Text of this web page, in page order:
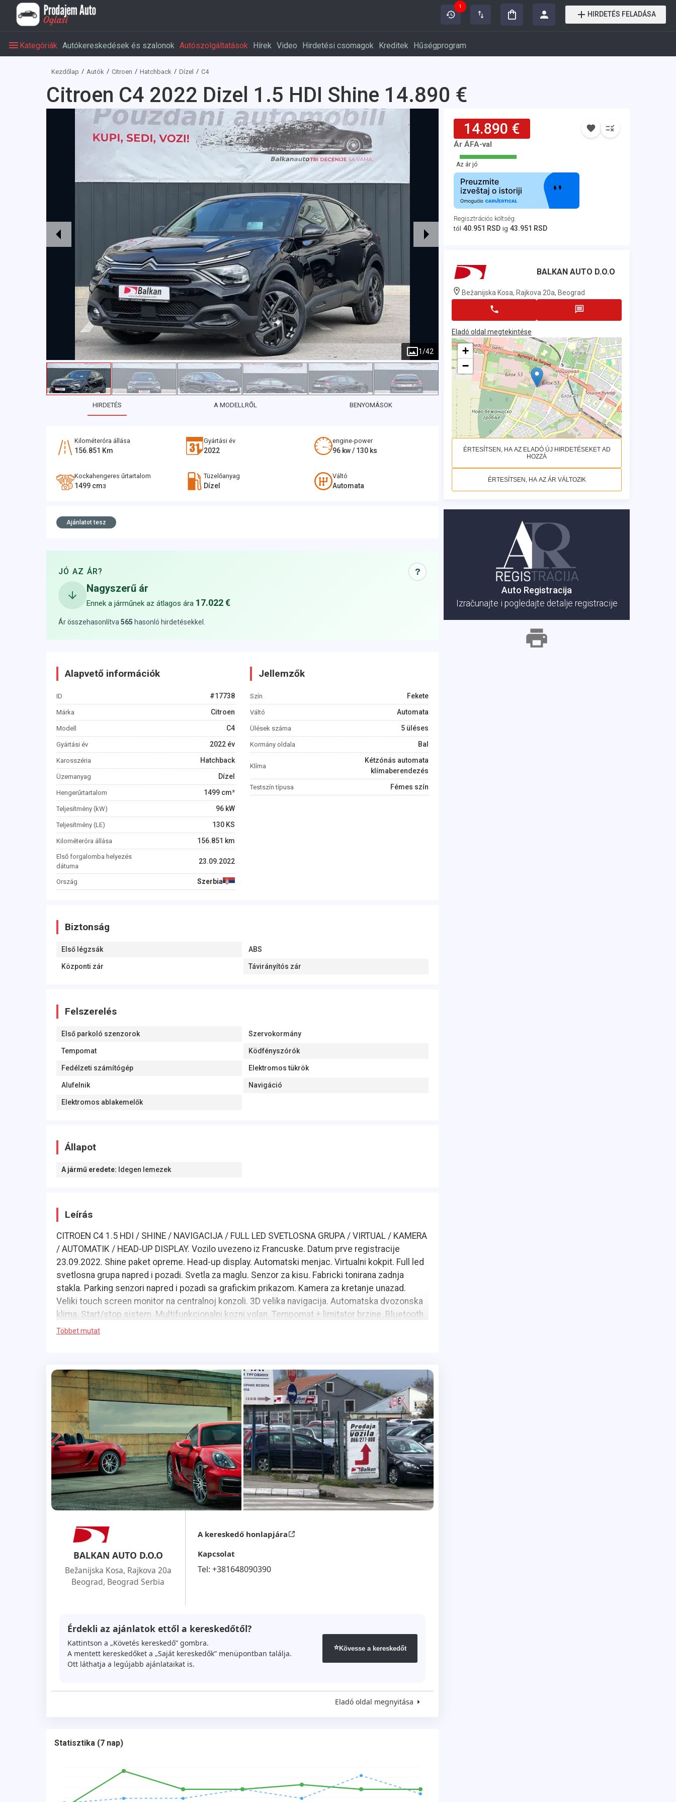
1
HIRDETÉS FELADÁSA
Kategóriák Autókereskedések és szalonok Autószolgáltatások Hírek Video Hirdetési csomagok Kreditek Hűségprogram
Kezdőlap Autók Citroen Hatchback Dízel C4
Citroen C4 2022 Dizel 1.5 HDI Shine 14.890 €
1/42
HIRDETÉS A MODELLRŐL BENYOMÁSOK
Kilométeróra állása
156.851 Km
Gyártási év
2022
engine-power
96 kw / 130 ks
Kockahengeres űrtartalom
1499 cm3
Tüzelőanyag
Dízel
Váltó
Automata
Ajánlatot tesz
JÓ AZ ÁR? ?
Nagyszerű ár
Ennek a járműnek az átlagos ára 17.022 €
Ár összehasonlítva 565 hasonló hirdetésekkel
Alapvető információk
ID #17738
Márka Citroen
Modell C4
Gyártási év 2022 év
Karosszéria Hatchback
Üzemanyag Dízel
Hengerűrtartalom 1499 cm³
Teljesítmény (kW) 96 kW
Teljesítmény (LE) 130 KS
Kilométeróra állása 156.851 km
Első forgalomba helyezés
dátuma
23.09.2022
Ország Szerbia
Jellemzők
Szín Fekete
Váltó Automata
Ülések száma 5 üléses
Kormány oldala Bal
Klíma
Kétzónás automata
klímaberendezés
Testszín típusa Fémes szín
Biztonság
Első légzsák ABS
Központi zár Távirányítós zár
Felszerelés
Első parkoló szenzorok Szervokormány
Tempomat Ködfényszórók
Fedélzeti számítógép Elektromos tükrök
Alufelnik Navigáció
Elektromos ablakemelők
Állapot
A jármű eredete: Idegen lemezek
Leírás
CITROEN C4 1.5 HDI / SHINE / NAVIGACIJA / FULL LED SVETLOSNA GRUPA / VIRTUAL / KAMERA
/ AUTOMATIK / HEAD-UP DISPLAY. Vozilo uvezeno iz Francuske. Datum prve registracije
23.09.2022. Shine paket opreme. Head-up display. Automatski menjac. Virtualni kokpit. Full led
svetlosna grupa napred i pozadi. Svetla za maglu. Senzor za kisu. Fabricki tonirana zadnja
stakla. Parking senzori napred i pozadi sa grafickim prikazom. Kamera za kretanje unazad.
Veliki touch screen monitor na centralnoj konzoli. 3D velika navigacija. Automatska dvozonska
klima. Start/stop sistem. Multifunkcionalni kozni volan. Tempomat + limitator brzine. Bluetooth
konekcija. Usb prikljucak. Aux prikljucak. Polu-kozna sedista. Placeni svi troskovi do
majstora da na licu mesta pregleda vozila.
Többet mutat
BALKAN AUTO D.O.O
Bežanijska Kosa, Rajkova 20a
Beograd, Beograd Serbia
A kereskedő honlapjára
Kapcsolat
Tel: +381648090390
Érdekli az ajánlatok ettől a kereskedőtől?
Kattintson a „Követés kereskedő” gombra.
A mentett kereskedőket a „Saját kereskedők” menüpontban találja.
Ott láthatja a legújabb ajánlataikat is.
⭐Kövesse a kereskedőt
Eladó oldal megnyitása
Statisztika (7 nap)
14.890 €
Ár ÁFA-val
Az ár jó
Regisztrációs költség:
tól 40.951 RSD ig 43.951 RSD
BALKAN AUTO D.O.O
Bežanijska Kosa, Rajkova 20a, Beograd
Eladó oldal megtekintése
+
−
ÉRTESÍTSEN, HA AZ ELADÓ ÚJ HIRDETÉSEKET AD
HOZZÁ
ÉRTESÍTSEN, HA AZ ÁR VÁLTOZIK
Auto Registracija
Izračunajte i pogledajte detalje registracije